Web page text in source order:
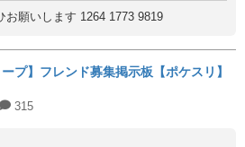
お願いします 1264 1773 9819
ープ】フレンド募集掲示板【ポケスリ】
315